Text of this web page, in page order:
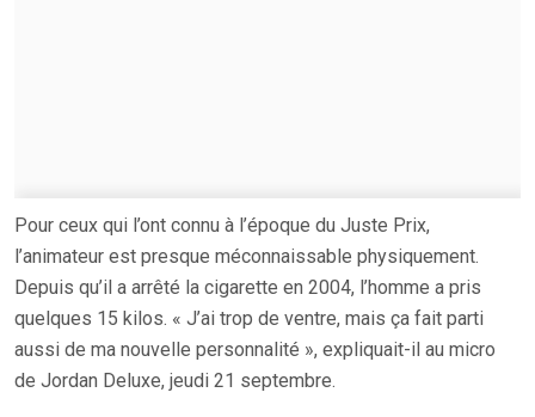
Pour ceux qui l’ont connu à l’époque du Juste Prix,
l’animateur est presque méconnaissable physiquement.
Depuis qu’il a arrêté la cigarette en 2004, l’homme a pris
quelques 15 kilos. « J’ai trop de ventre, mais ça fait parti
aussi de ma nouvelle personnalité », expliquait-il au micro
de Jordan Deluxe, jeudi 21 septembre.